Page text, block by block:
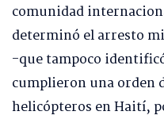
comunidad
determinó el arresto
-que tampoco
cumplieron una orden
helicópteros en Haití,